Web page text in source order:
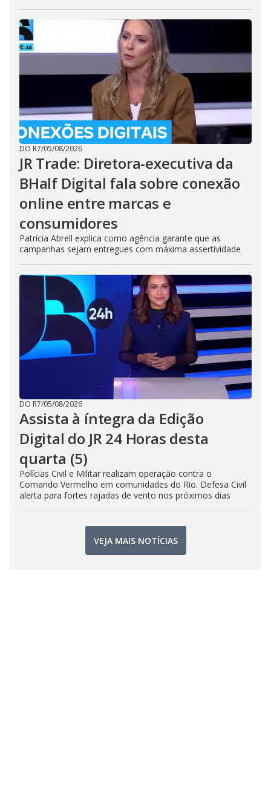
DO R7/05/08/2026
JR Trade: Diretora-executiva da
BHalf Digital fala sobre conexão
online entre marcas e
consumidores
Patrícia Abrell explica como agência garante que as
campanhas sejam entregues com máxima assertividade
DO R7/05/08/2026
Assista à íntegra da Edição
Digital do JR 24 Horas desta
quarta (5)
Polícias Civil e Militar realizam operação contra o
Comando Vermelho em comunidades do Rio. Defesa Civil
alerta para fortes rajadas de vento nos próximos dias
VEJA MAIS NOTÍCIAS